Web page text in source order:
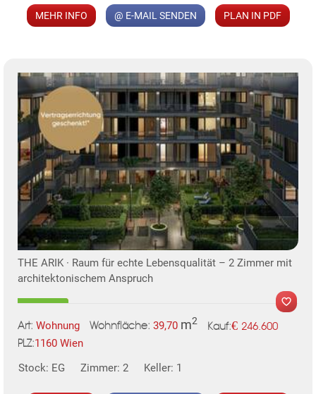
Der Vermittler ist als Doppelmakler tätig.
Gesundheit
Arzt
KLIS
MEHR INFO @ E-MAIL SENDEN PLAN IN PDF
THE ARIK · Raum für echte Lebensqualität – 2 Zimmer mit
architektonischem Anspruch
Art: Wohnung Wohnfläche: 39,70 m2 Kauf:€ 246.600
PLZ:1160 Wien
Stock: EG
Zimmer: 2 Keller: 1